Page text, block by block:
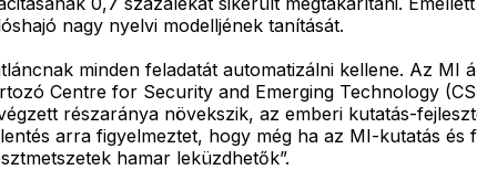
nagy nyelvi modelljének tanítását.
minden feladatát automatizálni kellene. Az
Centre for Security and Emerging Technology
részaránya növekszik, az emberi kutatás-
arra figyelmeztet, hogy még ha az MI-kutatás
hamar leküzdhetők”.